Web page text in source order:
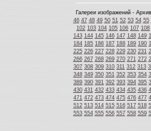
Галереи изображений -
46 47 48 49 50 51 52 53 54 55
102 103 104 105 106 107 108
143 144 145 146 147 148 149
184 185 186 187 188 189 190
225 226 227 228 229 230 231
266 267 268 269 270 271 272
307 308 309 310 311 312 313
348 349 350 351 352 353 354
389 390 391 392 393 394 395
430 431 432 433 434 435 436
471 472 473 474 475 476 477
512 513 514 515 516 517 518
553 554 555 556 557 558 559